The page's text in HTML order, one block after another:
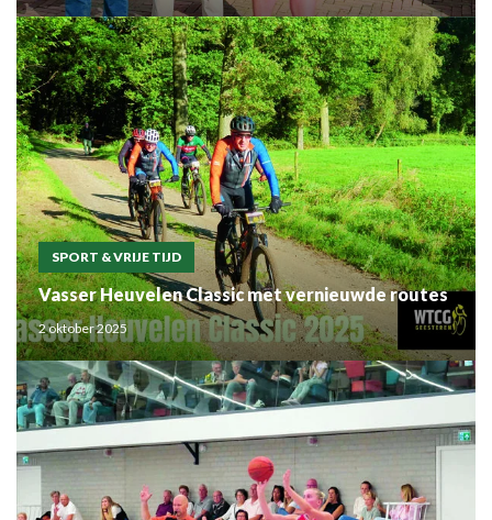
SPORT & VRIJE TIJD
Vasser Heuvelen Classic met vernieuwde routes
2 oktober 2025